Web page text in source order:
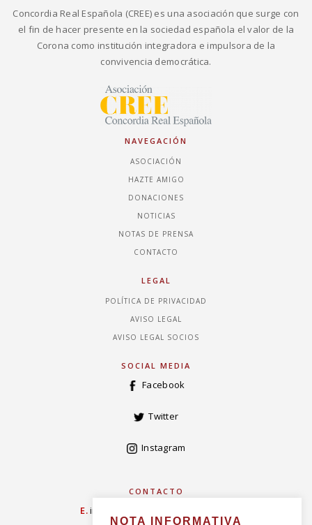
Concordia Real Española (CREE) es una asociación que surge con
el fin de hacer presente en la sociedad española el valor de la
Corona como institución integradora e impulsora de la
convivencia democrática.
NAVEGACIÓN
ASOCIACIÓN
HAZTE AMIGO
DONACIONES
NOTICIAS
NOTAS DE PRENSA
CONTACTO
LEGAL
POLÍTICA DE PRIVACIDAD
AVISO LEGAL
AVISO LEGAL SOCIOS
SOCIAL MEDIA
Facebook
Twitter
Instagram
CONTACTO
E.info@concordiarealespanola.es
NOTA INFORMATIVA